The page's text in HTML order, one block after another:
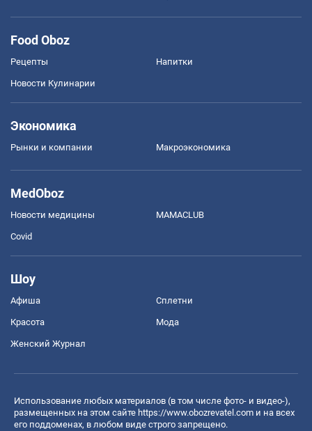
Food Oboz
Рецепты Напитки
Новости Кулинарии
Экономика
Рынки и компании Mакроэкономика
MedOboz
Новости медицины MAMACLUB
Covid
Шоу
Афиша Сплетни
Красота Мода
Женский Журнал
Использование любых материалов (в том числе фото- и видео-),
размещенных на этом сайте https://www.obozrevatel.com и на всех
его поддоменах, в любом виде строго запрещено.